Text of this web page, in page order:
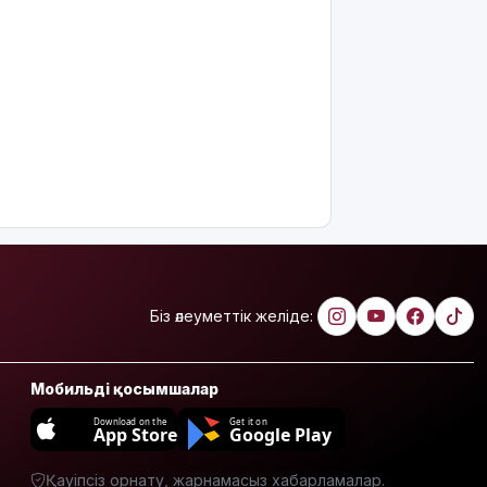
Құрылысшыларға
құрмет:
Қызылордада
үздіктері
Біз әлеуметтік желіде:
Мобильді қосымшалар
Download on the
App Store
Get it on
Google Play
Қауіпсіз орнату, жарнамасыз хабарламалар.